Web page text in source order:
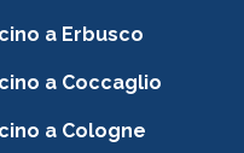
a Erbusco
a Coccaglio
a Cologne